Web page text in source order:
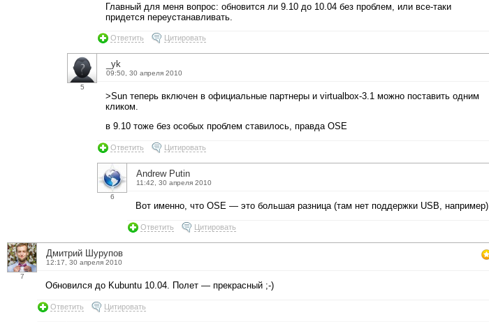
Главный для меня вопрос: обновится ли 9.10 до 10.04 без проблем, или все-таки
придется переустанавливать.
Ответить Цитировать
5
_yk
09:50, 30 апреля 2010
>Sun теперь включен в официальные партнеры и virtualbox-3.1 можно поставить одним
кликом.
в 9.10 тоже без особых проблем ставилось, правда OSE
Ответить Цитировать
6
Andrew Putin
11:42, 30 апреля 2010
Вот именно, что OSE — это большая разница (там нет поддержки USB, например).
Ответить Цитировать
7
Дмитрий Шурупов
12:17, 30 апреля 2010
Обновился до Kubuntu 10.04. Полет — прекрасный ;-)
Ответить Цитировать